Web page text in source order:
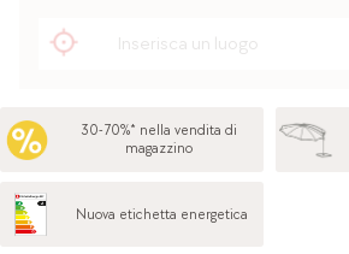
30-70%* nella vendita di
magazzino
Nuova etichetta energetica